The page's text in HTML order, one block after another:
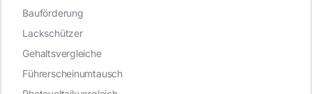
Bauförderung
Lackschützer
Gehaltsvergleiche
Führerscheinumtausch